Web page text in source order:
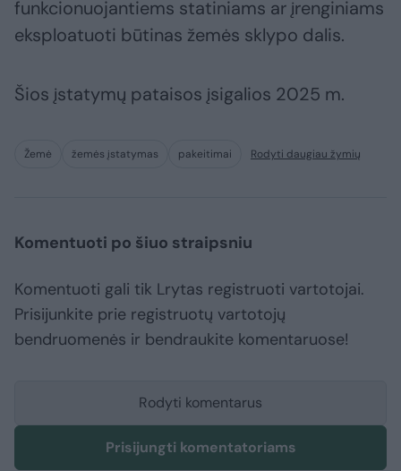
funkcionuojantiems statiniams ar įrenginiams
eksploatuoti būtinas žemės sklypo dalis.
Šios įstatymų pataisos įsigalios 2025 m.
Žemė žemės įstatymas pakeitimai Rodyti daugiau žymių
Komentuoti po šiuo straipsniu
Komentuoti gali tik Lrytas registruoti vartotojai.
Prisijunkite prie registruotų vartotojų
bendruomenės ir bendraukite komentaruose!
Rodyti komentarus
Prisijungti komentatoriams